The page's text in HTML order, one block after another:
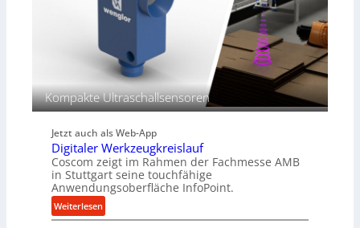
i
c
i
n
e
t
r
i
e
b
Kompakte Ultraschallsensoren
Jetzt auch als Web-App
Digitaler Werkzeugkreislauf
Coscom zeigt im Rahmen der Fachmesse AMB
in Stuttgart seine touchfähige
Anwendungsoberfläche InfoPoint.
Weiterlesen:
D